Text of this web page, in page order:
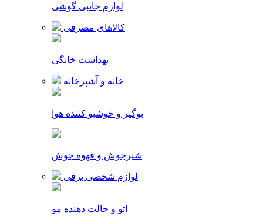
لوازم جانبی گوشی
کالاهای مصرفی
بهداشت خانگی
خانه و آشپزخانه
بوگیر و خوشبو کننده هوا
شیرجوش و قهوه جوش
لوازم شخصی برقی
اتو و حالت دهنده مو